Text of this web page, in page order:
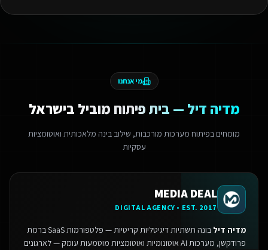
מי אנחנו
מדיה דיל — בית פיתוח מוביל בישראל
מומחים בפיתוח מערכות מורכבות, שילוב בינה מלאכותית ואוטומציות
עסקיות
MEDIA DEAL
DIGITAL AGENCY • EST. 2017
מדיה דיל
בונה תשתיות דיגיטליות קריטיות — פלטפורמות SaaS ברמת
פרודקשן, מערכות AI אוטונומיות ואוטומציות מוטמעות עומק — לארגונים